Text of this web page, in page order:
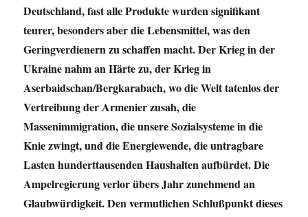
Deutschland, fast alle Produkte wurden signifikant
teurer, besonders aber die Lebensmittel, was den
Geringverdienern zu schaffen macht. Der Krieg in der
Ukraine nahm an Härte zu, der Krieg in
Aserbaidschan/Bergkarabach, wo die Welt tatenlos der
Vertreibung der Armenier zusah, die
Massenimmigration, die unsere Sozialsysteme in die
Knie zwingt, und die Energiewende, die untragbare
Lasten hunderttausenden Haushalten aufbürdet. Die
Ampelregierung verlor übers Jahr zunehmend an
Glaubwürdigkeit. Den vermutlichen Schlußpunkt dieses